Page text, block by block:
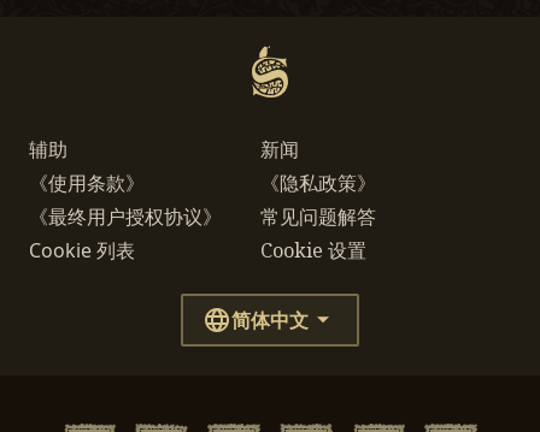
辅助
新闻
《使用条款》
《隐私政策》
《最终用户授权协议》
常见问题解答
Cookie 列表
Cookie 设置
简体中文